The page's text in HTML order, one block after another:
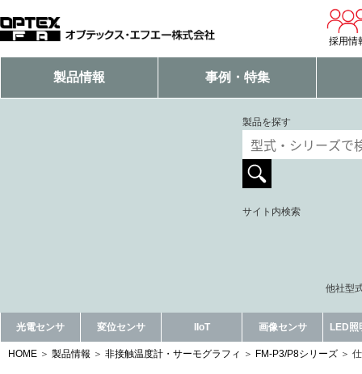
採用情
製品情報 事例・特集
製品を探す
サイト内検索
他社型
光電センサ 変位センサ IIoT 画像センサ LED照
HOME 製品情報 非接触温度計・サーモグラフィ FM-P3/P8シリーズ